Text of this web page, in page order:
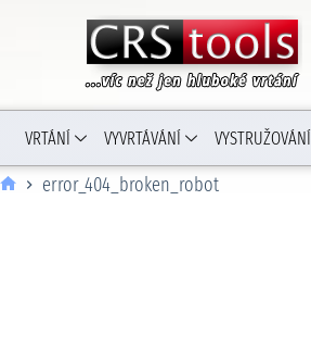
VRTÁNÍ VYVRTÁVÁNÍ VYSTRUŽOVÁNÍ
error_404_broken_robot